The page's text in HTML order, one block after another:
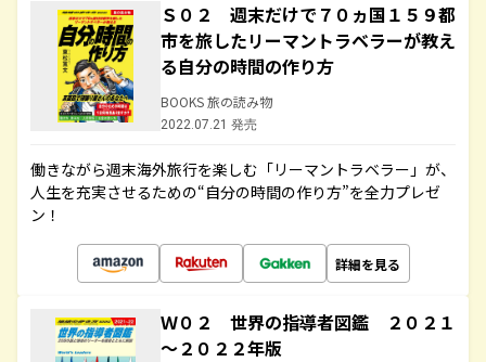
Ｓ０２ 週末だけで７０ヵ国１５９都
市を旅したリーマントラベラーが教え
る自分の時間の作り方
BOOKS 旅の読み物
2022.07.21 発売
働きながら週末海外旅行を楽しむ「リーマントラベラー」が、
人生を充実させるための“自分の時間の作り方”を全力プレゼ
ン！
詳細を見る
Ｗ０２ 世界の指導者図鑑 ２０２１
～２０２２年版